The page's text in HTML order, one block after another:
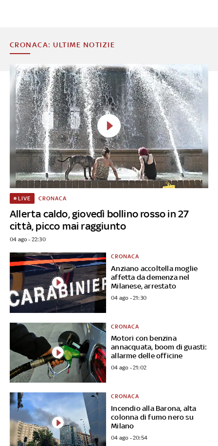
CRONACA: ULTIME NOTIZIE
Allerta caldo, giovedì bollino rosso in 27
città, picco mai raggiunto
LIVE CRONACA
04 ago - 22:30
Anziano accoltella moglie
affetta da demenza nel
Milanese, arrestato
CRONACA
04 ago - 21:30
Motori con benzina
annacquata, boom di guasti:
allarme delle officine
CRONACA
04 ago - 21:02
Incendio alla Barona, alta
colonna di fumo nero su
Milano
CRONACA
04 ago - 20:54